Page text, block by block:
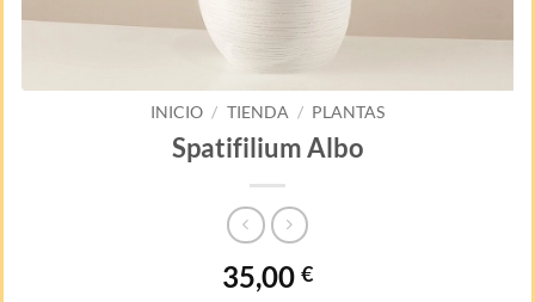
INICIO / TIENDA / PLANTAS
Spatifilium Albo
35,00 €